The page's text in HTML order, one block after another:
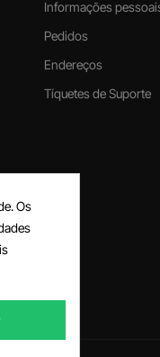
Informações
Pedidos
Endereços
Tíquetes de Suporte
Os